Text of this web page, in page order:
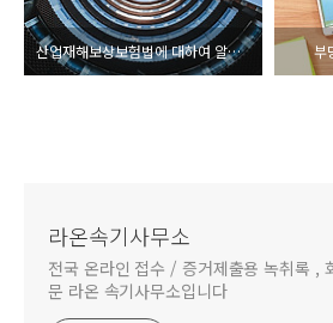
산업재해보상보험법에 대하여 알아보겠습니다 부
라온속기사무소
전국 온라인 접수 / 증거제출용 녹취록 ,
문 라온 속기사무소입니다